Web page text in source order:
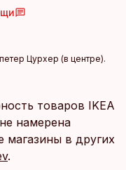
Цурхер (в центре).
товаров IKEA
намерена
магазины в других
.